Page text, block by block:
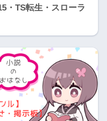
・TS転生・スローラ